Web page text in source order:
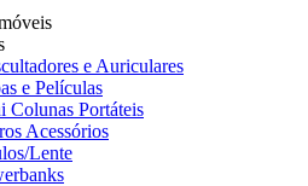
e Auriculares
e Películas
Colunas Portáteis
Acessórios
Lente